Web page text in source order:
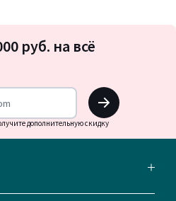
на
руб. на всё
OK
дополнительную скидку